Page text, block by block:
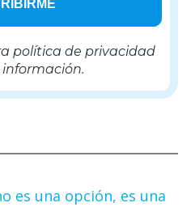
política de privacidad
es una opción, es una